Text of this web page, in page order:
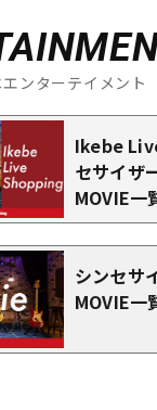
ンターテイメント
Ikebe
セサイザ
MOVIE一
シンセサ
MOVIE一